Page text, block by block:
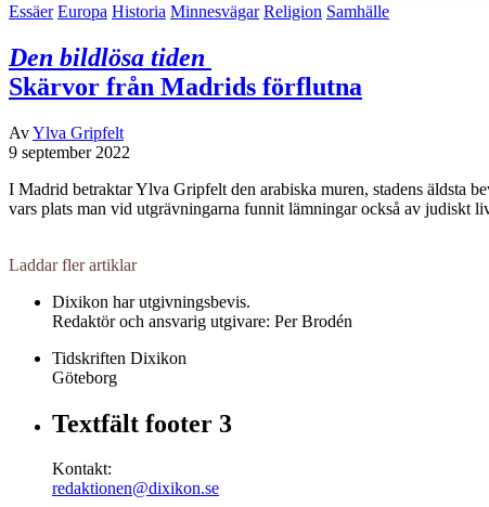
Essäer Europa Historia Minnesvägar Religion Samhälle
Den bildlösa tiden
Skärvor från Madrids förflutna
AvYlva Gripfelt
9 september 2022
I Madrid betraktar Ylva Gripfelt den arabiska muren, stadens äldsta
vars plats man vid utgrävningarna funnit lämningar också av judiskt
Laddar fler artiklar
Dixikon har utgivningsbevis.
Redaktör och ansvarig utgivare: Per Brodén
Tidskriften Dixikon
Göteborg
Textfält footer 3
Kontakt:
redaktionen@dixikon.se